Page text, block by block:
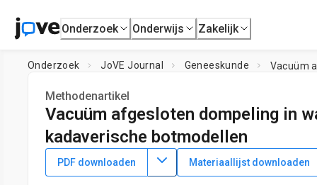
Onderzoek Onderwijs Zakelijk
Onderzoek JoVE Journal Geneeskunde Vacuüm
Methodenartikel
Vacuüm afgesloten dompeling in
kadaverische botmodellen
DOI: 10.3791/64764 ⸱ 2 december 2022
Brett A. Fong1,James D. Crowley1,William R. Walsh1,
PDF downloaden Materiaallijst downloaden